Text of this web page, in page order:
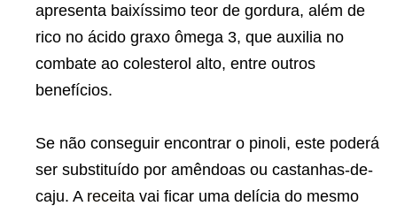
apresenta baixíssimo teor de gordura, além de
rico no ácido graxo ômega 3, que auxilia no
combate ao colesterol alto, entre outros
benefícios.
Se não conseguir encontrar o pinoli, este poderá
ser substituído por amêndoas ou castanhas-de-
caju. A receita vai ficar uma delícia do mesmo